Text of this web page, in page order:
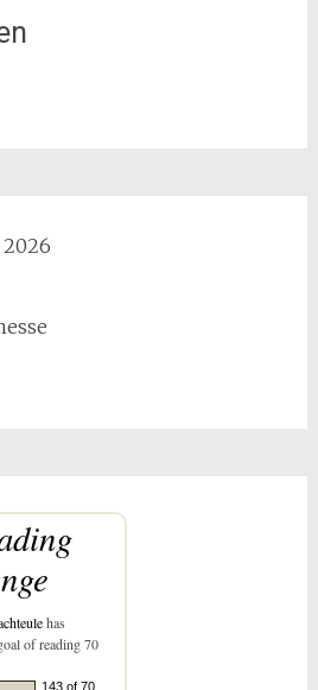
has
of reading 70
143 of 70